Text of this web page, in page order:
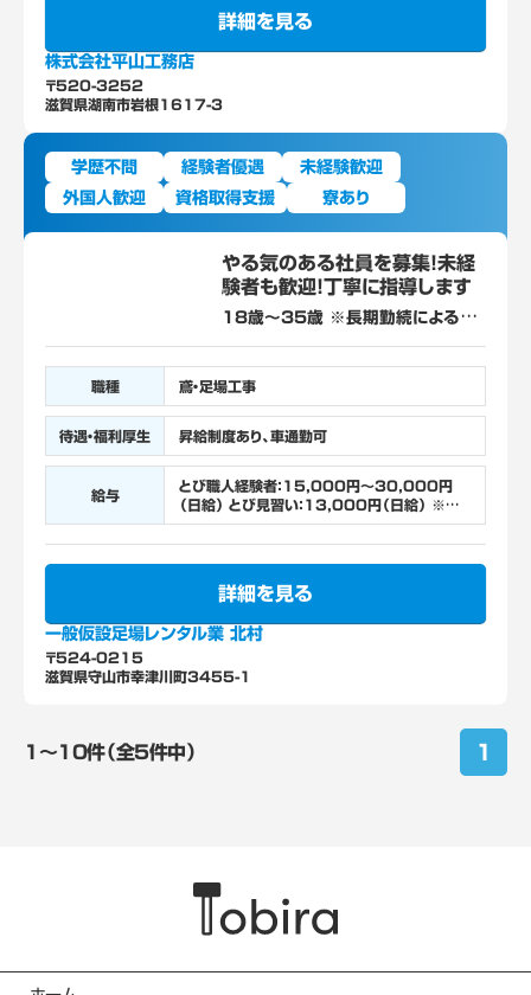
月分） ※経験者及び足場組立作業主任者・建築
株式会社平山工務店
〒520-3252
滋賀県湖南市岩根1617-3
詳細を見る
学歴不問 経験者優遇
未経験歓迎
外国人歓迎
資格取得支援 寮あり
やる気のある社員を募集！未経
験者も歓迎！丁寧に指導します
18歳～35歳 ※長期勤続によるキ
職種 鳶・足場工事
待遇・福利厚生 昇給制度あり、車通勤可
給与
とび職人経験者：15,000円～30,000円
（日給） とび見習い：13,000円（日給） ※研
修期間あり
一般仮設足場レンタル業 北村
〒524-0215
滋賀県守山市幸津川町3455-1
詳細を見る
1〜10件（全5件中） 1